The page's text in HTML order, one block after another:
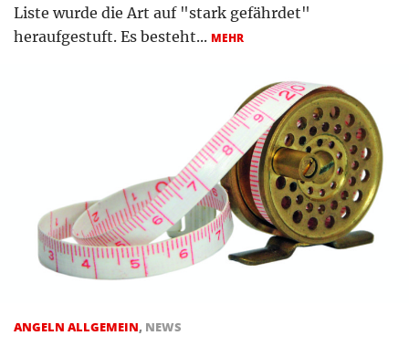
Liste wurde die Art auf "stark gefährdet"
heraufgestuft. Es besteht... MEHR
ANGELN ALLGEMEIN, NEWS